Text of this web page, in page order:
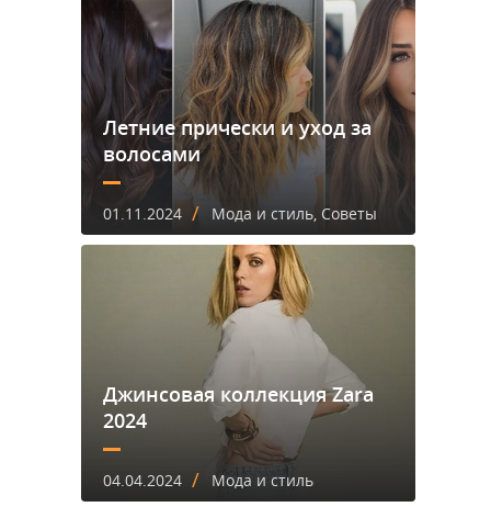
Летние прически и уход за
волосами
01.11.2024 / Мода и стиль, Советы
Джинсовая коллекция Zara
2024
04.04.2024 / Мода и стиль